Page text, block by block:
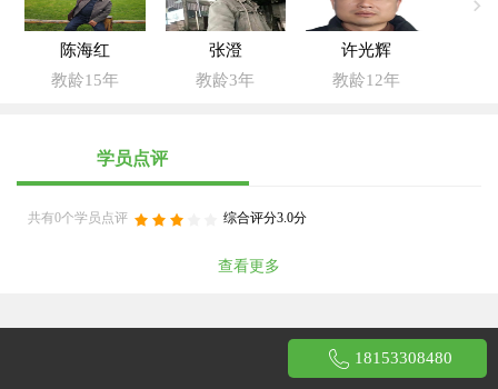
陈海红
教龄15年
张澄
教龄3年
许光辉
教龄12年
学员点评
共有0个学员点评 综合评分3.0分
查看更多
18153308480